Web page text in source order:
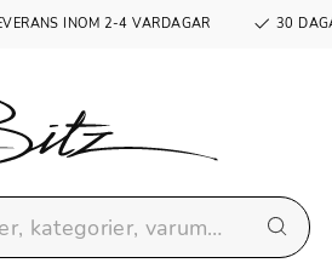
INOM 2-4 VARDAGAR 30